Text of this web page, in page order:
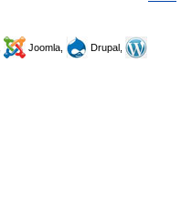
Joomla,
Drupal,